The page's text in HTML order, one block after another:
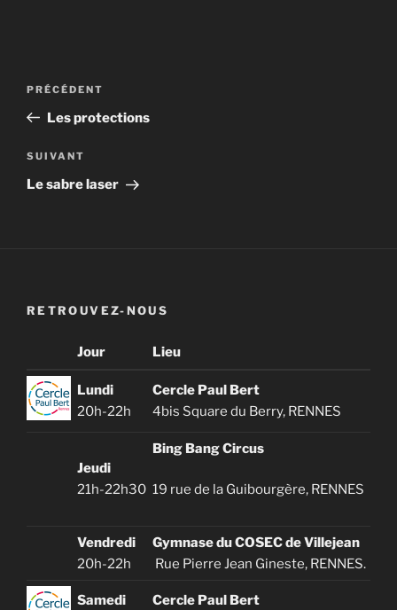
Navigation
l’article
Article
précédent
PRÉCÉDENT
Les protections
Article
suivant
SUIVANT
Le sabre laser
RETROUVEZ-NOUS
Jour Lieu
Lundi
20h-22h
Cercle Paul Bert
4bis Square du Berry, RENNES
Jeudi
21h-22h30
Bing Bang Circus
19 rue de la Guibourgère, RENNES
Vendredi
20h-22h
Gymnase du COSEC de Villejean
Rue Pierre Jean Gineste, RENNES.
Samedi
Cercle Paul Bert